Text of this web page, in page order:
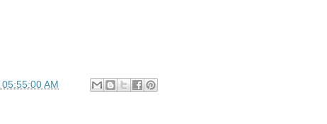
AM